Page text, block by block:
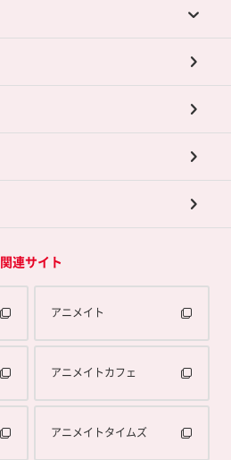
関連サイト
アニメイト
アニメイトカフェ
アニメイトタイムズ